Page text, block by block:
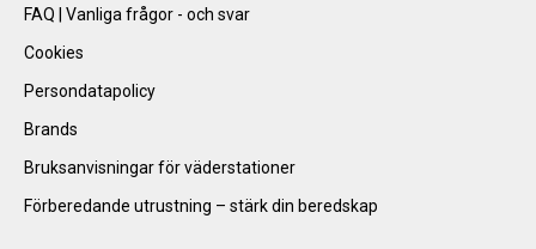
FAQ | Vanliga frågor - och svar
Cookies
Persondatapolicy
Brands
Bruksanvisningar för väderstationer
Förberedande utrustning – stärk din beredskap